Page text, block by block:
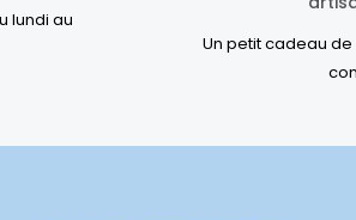
lundi au
Un petit cadeau